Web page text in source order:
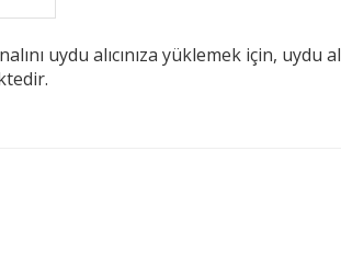
uydu alıcınıza yüklemek için, uydu